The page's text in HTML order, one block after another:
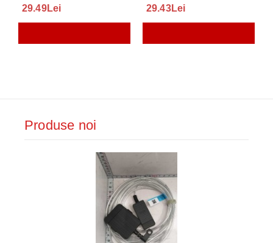
29.49Lei 29.43Lei
Produse noi